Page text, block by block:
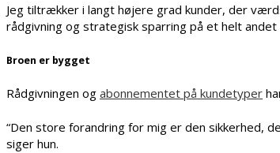
Jeg tiltrækker i langt højere grad kunder, der
rådgivning og strategisk sparring på et helt
Broen er bygget
Rådgivningen og abonnementet på kundetyper
“Den store forandring for mig er den sikkerhed,
siger hun.